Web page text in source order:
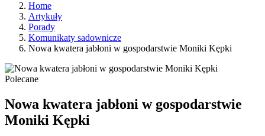
Home
Artykuły
Porady
Komunikaty sadownicze
Nowa kwatera jabłoni w gospodarstwie Moniki Kępki
Polecane
Nowa kwatera jabłoni w gospodarstwie
Moniki Kępki